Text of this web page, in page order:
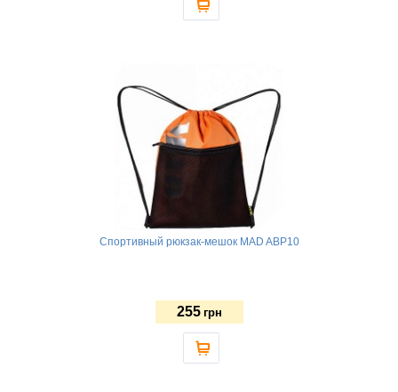
Спортивный рюкзак-мешок MAD ABP10
255 грн